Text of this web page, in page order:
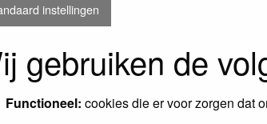
instellingen
gebruiken de
Functioneel: cookies die er voor zorgen dat